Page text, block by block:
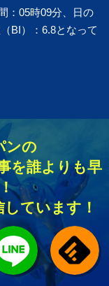
：05時09分、日の
BI）：6.8となって
ンの
を誰よりも早
ています！